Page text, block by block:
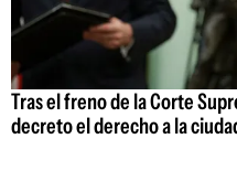
Tras el freno de la Corte
decreto el derecho a la